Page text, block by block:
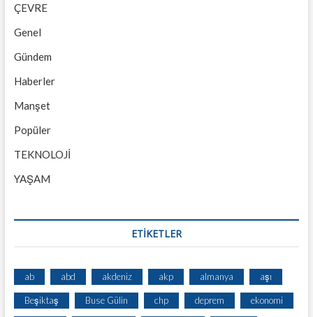
ÇEVRE
Genel
Gündem
Haberler
Manşet
Popüler
TEKNOLOJİ
YAŞAM
ETİKETLER
ab abd akdeniz akp almanya aşı
Beşiktaş Buse Gülin chp deprem ekonomi